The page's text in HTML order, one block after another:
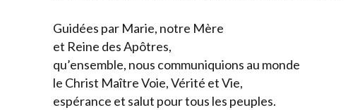
Guidées par Marie, notre Mère
et Reine des Apôtres,
qu’ensemble, nous communiquions au monde
le Christ Maître Voie, Vérité et Vie,
espérance et salut pour tous les peuples.